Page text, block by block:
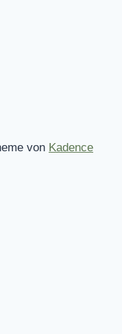
von Kadence